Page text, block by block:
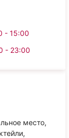
- 15:00
- 23:00
место,